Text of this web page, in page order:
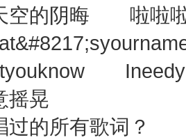
的阴晦 啦
晃
的所有歌词？